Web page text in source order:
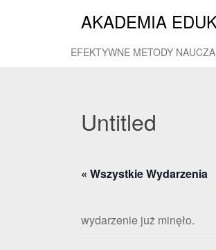
AKADEMIA
EFEKTYWNE METODY
Untitled
« Wszystkie Wydarzenia
wydarzenie już minęło.